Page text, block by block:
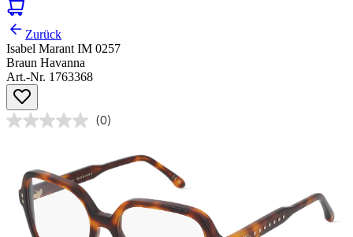
Zurück
Isabel Marant IM 0257
Braun Havanna
Art.-Nr. 1763368
(0)